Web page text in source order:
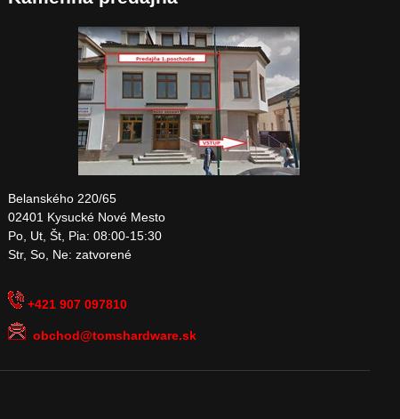
Belanského 220/65
02401 Kysucké Nové Mesto
Po, Ut, Št, Pia: 08:00-15:30
Str, So, Ne: zatvorené
+421 907 097810
obchod@tomshardware.sk